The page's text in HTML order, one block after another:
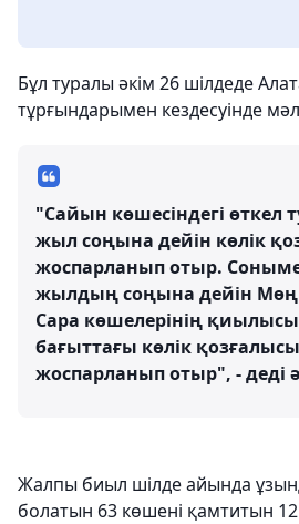
Бұл туралы әкім 26 шілдеде
тұрғындарымен кездесуінде
"Сайын көшесіндегі өткел
жыл соңына дейін көлік
жоспарланып отыр.
жылдың соңына дейін
Сара көшелерінің
бағыттағы көлік
жоспарланып отыр", - деді
Жалпы биыл шілде айында
болатын 63 көшені қамтитын